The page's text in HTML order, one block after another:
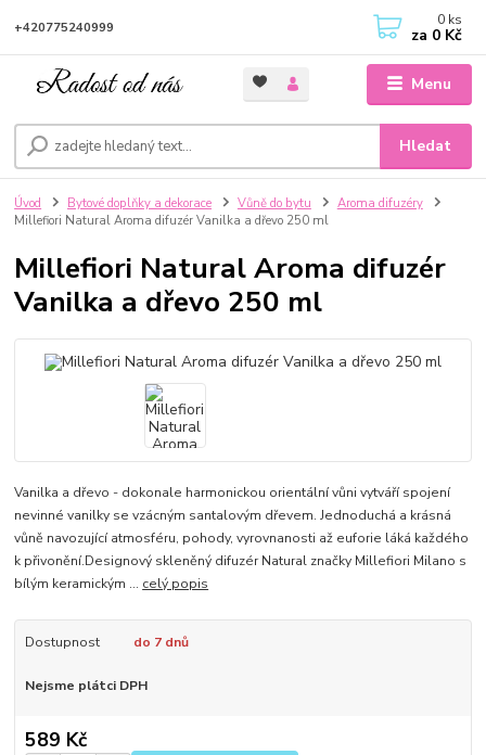
Menu
Hledat
+420775240999 0 ks
za 0 Kč
Úvod Bytové doplňky a dekorace Vůně do bytu
Aroma difuzéry
Millefiori Natural Aroma difuzér Vanilka a dřevo 250 ml
Millefiori Natural Aroma difuzér
Vanilka a dřevo 250 ml
Vanilka a dřevo - dokonale harmonickou orientální vůni vytváří spojení
nevinné vanilky se vzácným santalovým dřevem. Jednoduchá a krásná
vůně navozující atmosféru, pohody, vyrovnanosti až euforie láká každého
k přivonění.Designový skleněný difuzér Natural značky Millefiori Milano s
bílým keramickým ... celý popis
Dostupnost do 7 dnů
Nejsme plátci DPH
589 Kč